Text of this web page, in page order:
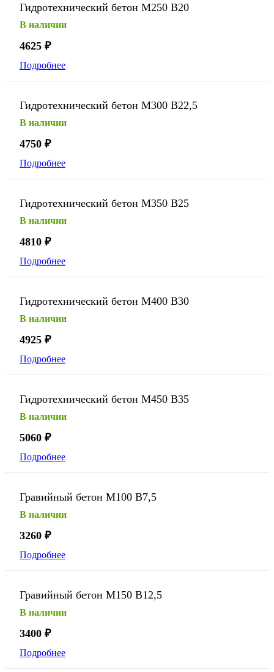
Гидротехнический бетон М250 В20
В наличии
4625 ₽
Подробнее
Гидротехнический бетон М300 В22,5
В наличии
4750 ₽
Подробнее
Гидротехнический бетон М350 В25
В наличии
4810 ₽
Подробнее
Гидротехнический бетон М400 В30
В наличии
4925 ₽
Подробнее
Гидротехнический бетон М450 В35
В наличии
5060 ₽
Подробнее
Гравийный бетон М100 В7,5
В наличии
3260 ₽
Подробнее
Гравийный бетон М150 В12,5
В наличии
3400 ₽
Подробнее